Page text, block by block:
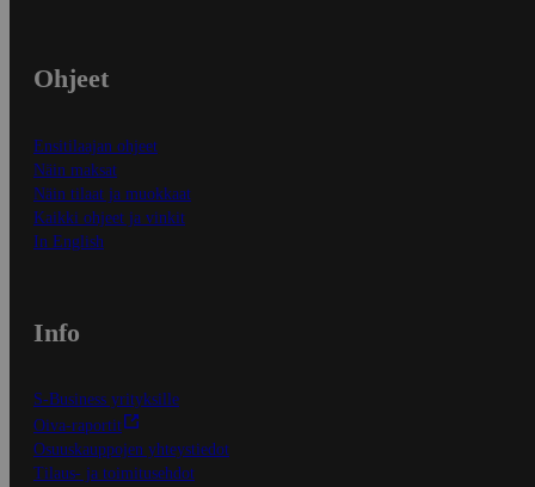
Ohjeet
Ensitilaajan ohjeet
Näin maksat
Näin tilaat ja muokkaat
Kaikki ohjeet ja vinkit
In English
Info
S-Business yrityksille
Oiva-raportit
Osuuskauppojen yhteystiedot
Tilaus- ja toimitusehdot